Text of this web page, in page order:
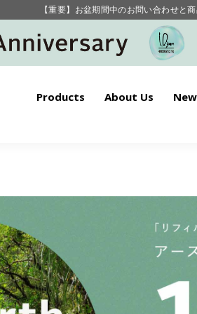
毎月お得にポイントが貯まる！ “月の
【重要】お盆期間中のお問い合わせと商
毎月お得にポイントが貯まる！ “月の
Products About Us